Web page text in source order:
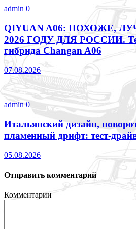
admin 0
QIYUAN A06: ПОХОЖЕ,
2026 ГОДУ ДЛЯ РОССИИ.
гибрида Changan A06
07.08.2026
admin 0
Итальянский дизайн,
пламенный дрифт: тест-
05.08.2026
Отправить комментарий
Комментарии